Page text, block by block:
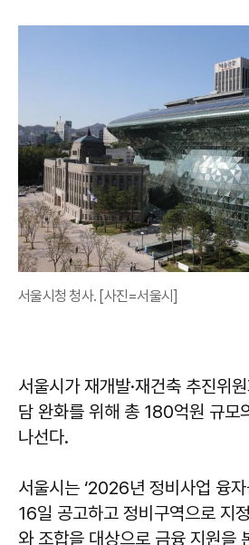
서울시청 청사. [사진=서울시]
서울시가 재개발·재건축 추진위
담 완화를 위해 총 180억원 규모
나선다.
서울시는 ‘2026년 정비사업 융
16일 공고하고 정비구역으로 지
와 조합을 대상으로 금융 지원을